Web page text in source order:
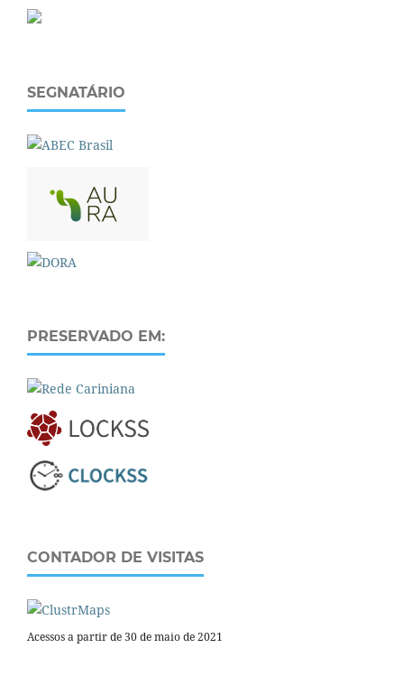
SEGNATÁRIO
PRESERVADO EM:
CONTADOR DE VISITAS
Acessos a partir de 30 de maio de 2021